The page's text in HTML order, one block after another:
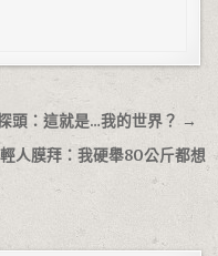
頭：這就是…我的世界？ →
人膜拜：我硬舉80公斤都想